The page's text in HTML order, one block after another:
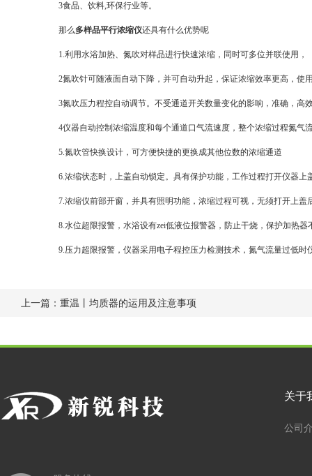
3食品、饮料,环保行业等。
那么多样品平行浓缩仪还具有什么优势呢
1.利用水浴加热、氮吹对样品进行快速浓缩，同时可多位并联使用，
2氮吹针可随液面自动下降，并可自动升起，保证浓缩效率更高，使
3氮吹压力程控自动调节。不受通道开关数量变化的影响，准确，高
4仪器自动控制浓缩温度和每个通道口气流速度，整个浓缩过程氮气
5.氮吹管快换设计，可方便快捷的更换成其他位数的浓缩通道
6.浓缩状态时，上盖自动锁定。具有保护功能，工作过程打开仪器上
7.浓缩仪前部开窗，并具有照明功能，浓缩过程可视，无须打开上盖
8.水位超限报警，水浴设有zei低液位报警器，防止干烧，保护加热器
9.压力超限报警，仪器采用电子程控压力检测技术，氮气流量过低时
上一篇： 重温丨均质器的运用及注意事项
关于
公司